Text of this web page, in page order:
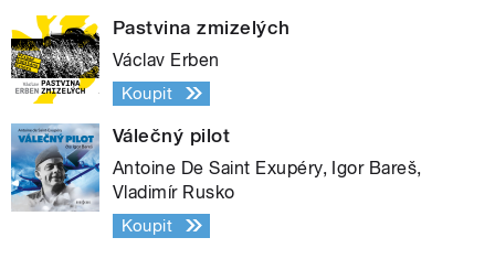
Pastvina zmizelých
Václav Erben
Koupit
Válečný pilot
Antoine De Saint Exupéry, Igor Bareš,
Vladimír Rusko
Koupit